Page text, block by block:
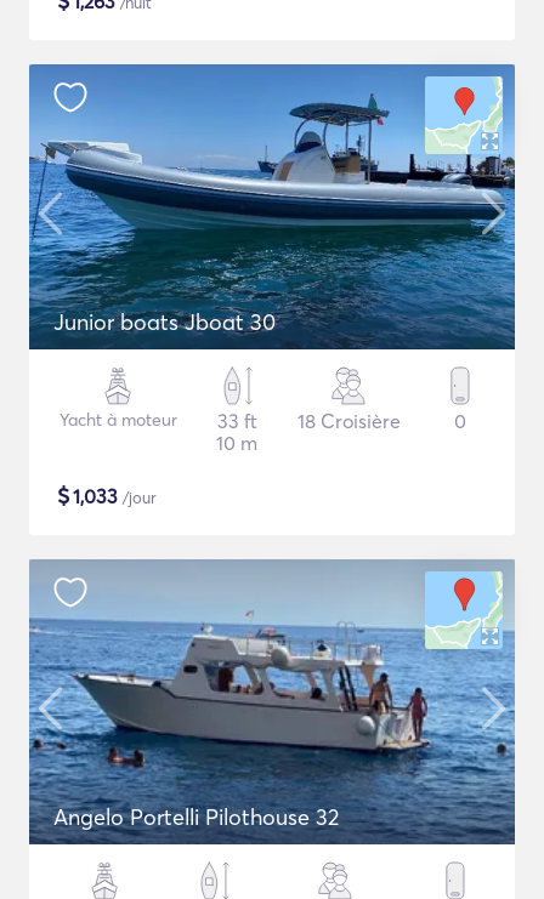
Junior boats Jboat 30
Yacht à moteur
33 ft
10 m
18 Croisière 0
$1,033 /jour
Angelo Portelli Pilothouse 32